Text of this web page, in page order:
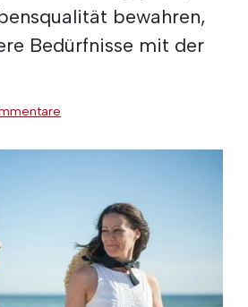
bewahren,
Bedürfnisse mit der